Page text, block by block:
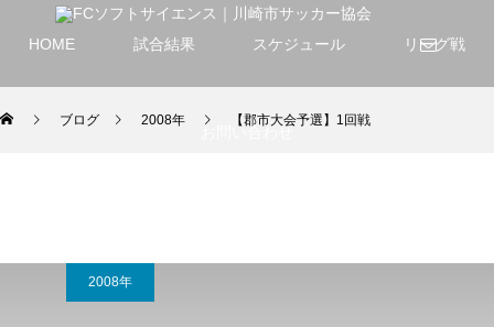
HOME 試合結果 スケジュール リーグ戦
お問い合わせ
ブログ 2008年 【郡市大会予選】1回戦
2008年